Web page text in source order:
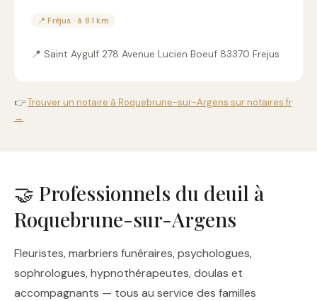
📍 Fréjus · à 8.1 km
📍 Saint Aygulf 278 Avenue Lucien Boeuf 83370 Frejus
👉Trouver un notaire à Roquebrune-sur-Argens sur notaires.fr
→
🤝 Professionnels du deuil à
Roquebrune-sur-Argens
Fleuristes, marbriers funéraires, psychologues,
sophrologues, hypnothérapeutes, doulas et
accompagnants — tous au service des familles